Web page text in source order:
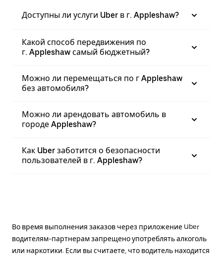
Доступны ли услуги Uber в г. Appleshaw?
Какой способ передвижения по
г. Appleshaw самый бюджетный?
Можно ли перемещаться по г Appleshaw
без автомобиля?
Можно ли арендовать автомобиль в
городе Appleshaw?
Как Uber заботится о безопасности
пользователей в г. Appleshaw?
Во время выполнения заказов через приложение Uber
водителям-партнерам запрещено употреблять алкоголь
или наркотики. Если вы считаете, что водитель находится